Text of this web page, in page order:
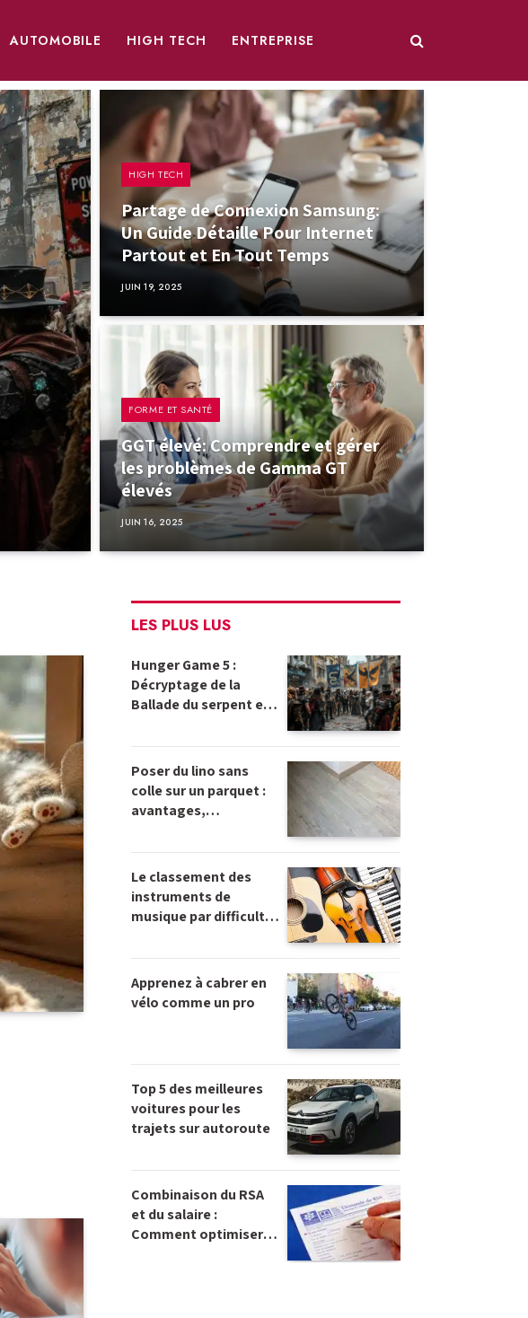
AUTOMOBILE HIGH TECH ENTREPRISE
HIGH TECH
Partage de Connexion Samsung:
Un Guide Détaille Pour Internet
Partout et En Tout Temps
JUIN 19, 2025
FORME ET SANTÉ
GGT élevé: Comprendre et gérer
les problèmes de Gamma GT
élevés
JUIN 16, 2025
LES PLUS LUS
Hunger Game 5 :
Décryptage de la
Ballade du serpent et
Poser du lino sans
colle sur un parquet :
avantages,
Le classement des
instruments de
musique par difficulté :
Apprenez à cabrer en
vélo comme un pro
Top 5 des meilleures
voitures pour les
trajets sur autoroute
Combinaison du RSA
et du salaire :
Comment optimiser